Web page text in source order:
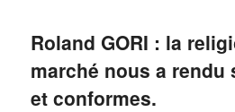
Roland GORI : la
marché nous a rendu
et conformes.